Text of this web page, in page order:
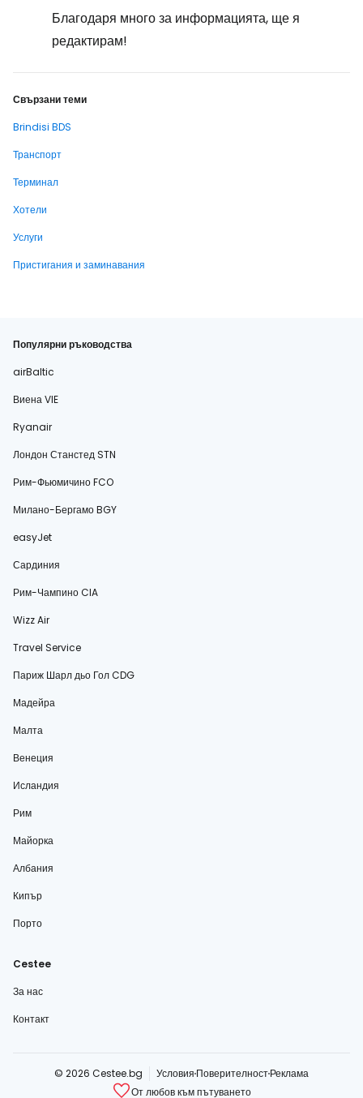
Благодаря много за информацията, ще я
редактирам!
Свързани теми
Brindisi BDS
Транспорт
Терминал
Хотели
Услуги
Пристигания и заминавания
Популярни ръководства
airBaltic
Виена VIE
Ryanair
Лондон Станстед STN
Рим-Фьюмичино FCO
Милано-Бергамо BGY
easyJet
Сардиния
Рим-Чампино CIA
Wizz Air
Travel Service
Париж Шарл дьо Гол CDG
Мадейра
Малта
Венеция
Исландия
Рим
Майорка
Албания
Кипър
Порто
Cestee
За нас
Контакт
© 2026 Cestee.bg Условия ПоверителностРеклама
От любов към пътуването